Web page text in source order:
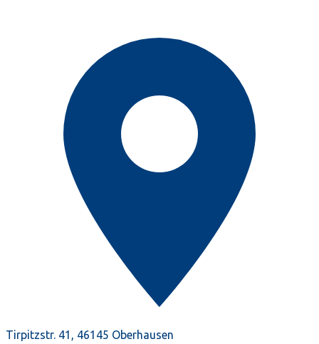
Tirpitzstr. 41, 46145 Oberhausen